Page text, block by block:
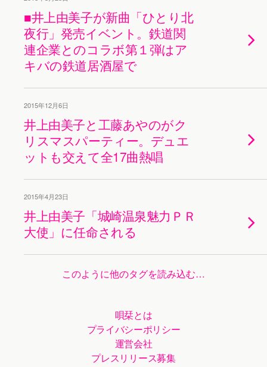
■井上由美子が新曲「ひとり北
夜行」発売イベント。鉄道関
連企業とのコラボ第１弾はア
キバの鉄道居酒屋で
2015年12月6日
井上由美子と工藤あやのがク
リスマスパーティー。デュエ
ットも交えて全17曲熱唱
2015年4月23日
井上由美子「城崎温泉魅力ＰＲ
大使」に任命される
このように他のタグを読み込む…
唄栞とは
プライバシーポリシー
運営会社
プレスリリース募集